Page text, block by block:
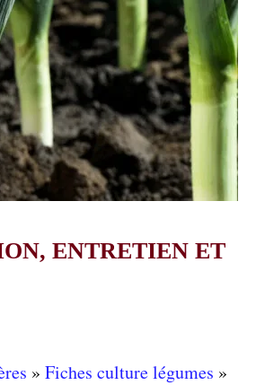
ENTRETIEN ET
» Fiches culture légumes »